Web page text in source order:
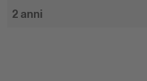
2 anni